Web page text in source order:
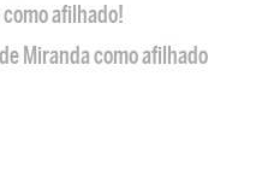
afilhado!
Miranda como afilhado